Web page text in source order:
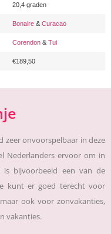
20,4 graden
Bonaire & Curacao
Corendon & Tui
€189,50
zeer onvoorspelbaar in deze
Nederlanders ervoor om in
is bijvoorbeeld een van de
kunt er goed terecht voor
ook voor zonvakanties,
vakanties.